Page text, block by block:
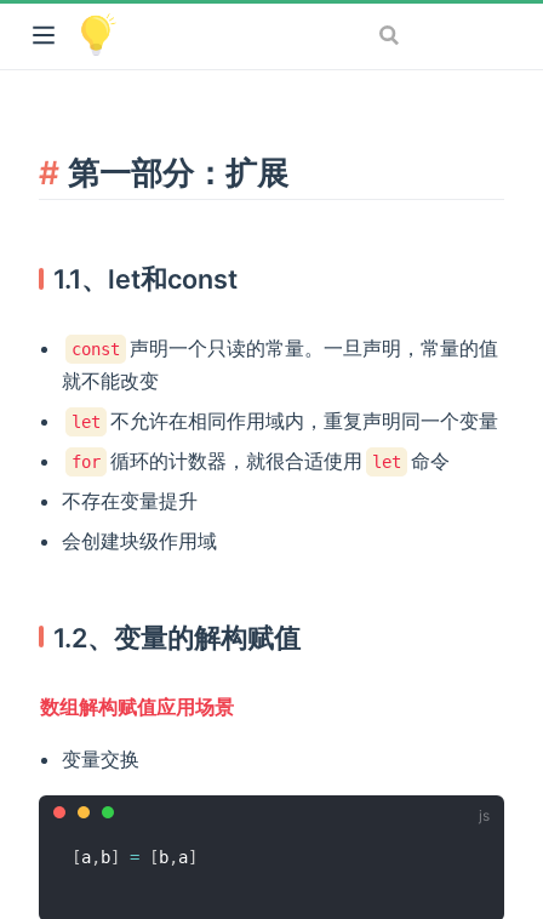
第一部分：扩展
1.1、let和const
const 声明一个只读的常量。一旦声明，常量的值
就不能改变
let 不允许在相同作用域内，重复声明同一个变量
for 循环的计数器，就很合适使用 let 命令
不存在变量提升
会创建块级作用域
1.2、变量的解构赋值
数组解构赋值应用场景
变量交换
[a, b] = [ b,a]